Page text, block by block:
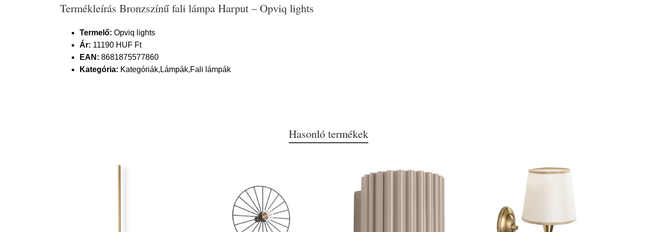
Termékleírás Bronzszínű fali lámpa Harput – Opviq lights
Termelő: Opviq lights
Ár: 11190 HUF Ft
EAN: 8681875577860
Kategória: Kategóriák,Lámpák,Fali lámpák
Hasonló termékek